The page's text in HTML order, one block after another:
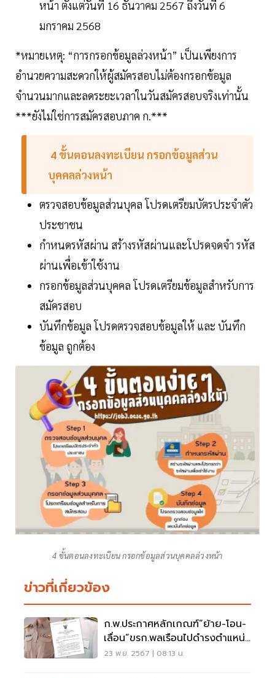
หน้า ตั้งแต่วันที่ 16 ธันวาคม 2567 ถึงวันที่ 6
มกราคม 2568
*หมายเหตุ: “การกรอกข้อมูลล่วงหน้า” เป็นเพียงการ
อำนวยความสะดวกให้ผู้สมัครสอบไม่ต้องกรอกข้อมูล
จำนวนมากและลดระยะเวลาในวันสมัครสอบจริงเท่านั้น
***ยังไม่ใช่การสมัครสอบภาค ก.***
4 ขั้นตอนลงทะเบียน กรอกข้อมูลส่วน
บุคคลล่วงหน้า
ตรวจสอบข้อมูลส่วนบุคล โปรดเตรียมบัตรประจำตัว
ประชาชน
กำหนดรหัสผ่าน สร้างรหัสผ่านและโปรดจดจำ รหัส
ผ่านเพื่อเข้าใช้งาน
กรอกข้อมูลส่วนบุคคล โปรดเตรียมข้อมูลสำหรับการ
สมัครสอบ
บันทึกข้อมูล โปรดตรวจสอบข้อมูลให้ และ บันทึก
ข้อมูล ถูกต้อง
4 ขั้นตอนลงทะเบียน กรอกข้อมูลส่วนบุคคลล่วงหน้า
ข่าวที่เกี่ยวข้อง
ก.พ.ประกาศหลักเกณฑ์“ย้าย-โอน-
เลื่อน”ขรก.พลเรือนไปดํารงตําแหน่
งบริหาร
23 พ.ย. 2567 | 08:13 น.